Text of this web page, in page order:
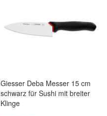
Giesser Deba Messer 15 cm
schwarz für Sushi mit breiter
Klinge